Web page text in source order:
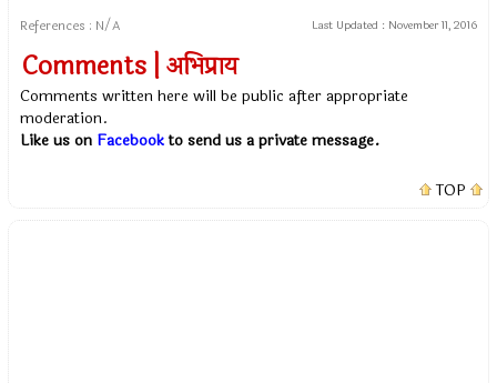
References : N/A Last Updated : November 11, 2016
Comments | अभिप्राय
Comments written here will be public after appropriate
moderation.
Like us on Facebookto send us a private message.
TOP